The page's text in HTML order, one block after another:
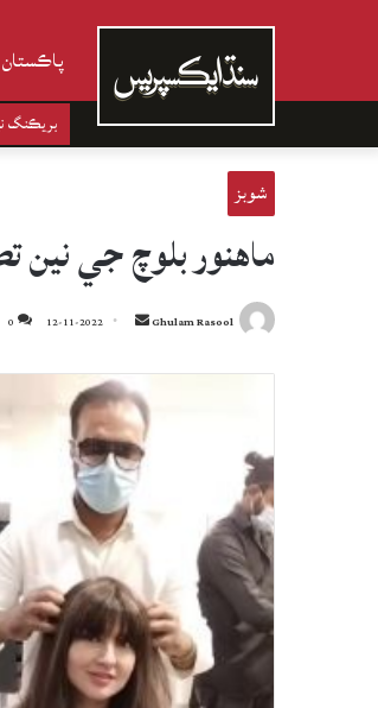
پاڪستان
بريڪنگ
شوبز
ماهنور بلوچ جي
Ghulam Rasool
Send
email
12-11-2022
0